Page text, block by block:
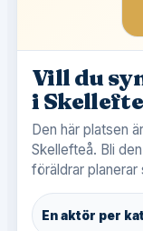
Vill du
i
Den här platsen
Skellefteå. Bli
föräldrar planerar
En aktör per